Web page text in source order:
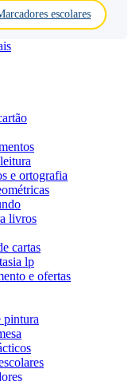
escolares
e ortografia
livros
cartas
lp
e ofertas
pintura